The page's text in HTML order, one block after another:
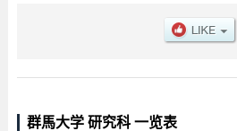
群馬大学 研究科 一览表